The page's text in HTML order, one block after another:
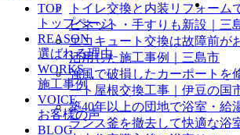
TOP
トップページ
REASON
選ばれる理由
WORKS
施工事例
VOICE
お客様の声
BLOG
トイレ交換と内装リフォーム
ビネット・手すりも新設｜三
エコキュート交換は故障前が
活用した施工事例｜三島市
強風で破損したカーポートを
ート屋根交換工事｜伊豆の国
築40年以上の団地で浴室・給
ランス釜を撤去して快適な浴